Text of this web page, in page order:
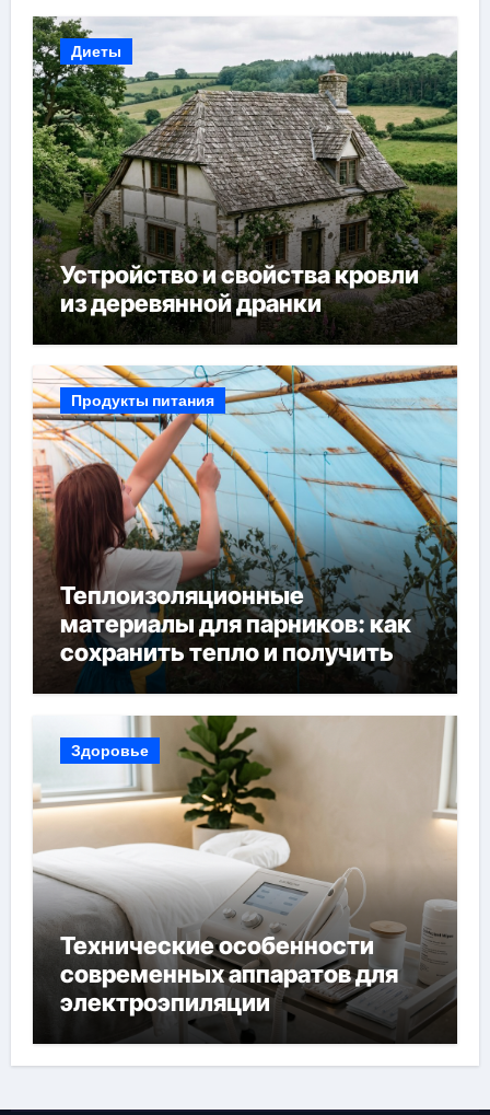
Диеты
Устройство и свойства кровли
из деревянной дранки
Продукты питания
Теплоизоляционные
материалы для парников: как
сохранить тепло и получить
богатый урожай
Здоровье
Технические особенности
современных аппаратов для
электроэпиляции